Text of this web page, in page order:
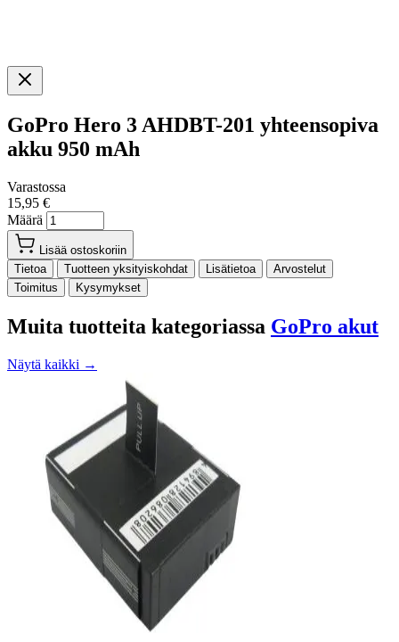
GoPro Hero 3 AHDBT-201 yhteensopiva
akku 950 mAh
Varastossa
15,95 €
Määrä
Lisää ostoskoriin
Tietoa
Tuotteen yksityiskohdat Lisätietoa
Arvostelut
Toimitus
Kysymykset
Muita tuotteita kategoriassa GoPro akut
Näytä kaikki →